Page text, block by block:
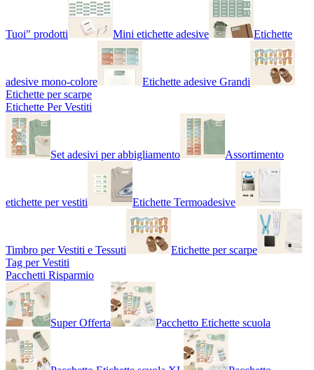
Tuoi" prodotti Mini etichette adesive Etichette
adesive mono-colore
Etichette adesive Grandi
Etichette per scarpe
Etichette Per Vestiti
Set adesivi per abbigliamento Assortimento
etichette per vestiti Etichette Termoadesive
Timbro per Vestiti e Tessuti
Etichette per scarpe
Tag per Vestiti
Pacchetti Risparmio
Super Offerta Pacchetto Etichette scuola